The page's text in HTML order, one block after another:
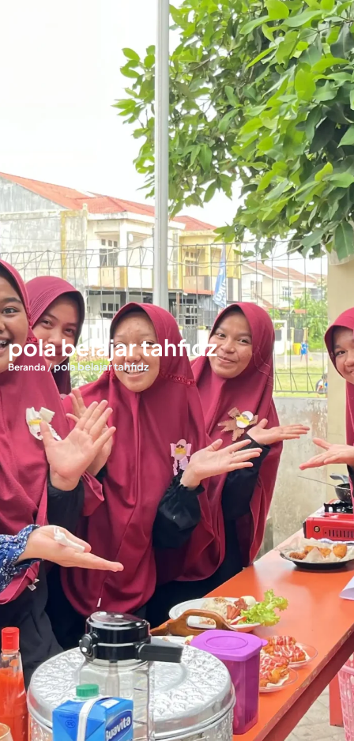
pola belajar tahfidz
Beranda/pola belajar tahfidz